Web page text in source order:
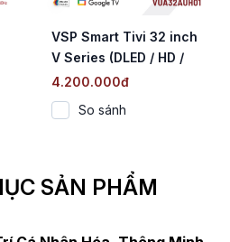
VSP Smart Tivi 32 inch
V Series (DLED / HD /
Google TV / DVB-T2)
4.200.000đ
So sánh
SẢN PHẨM